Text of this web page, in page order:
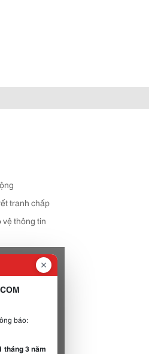
tranh chấp
thông tin
báo:
tháng 3 năm